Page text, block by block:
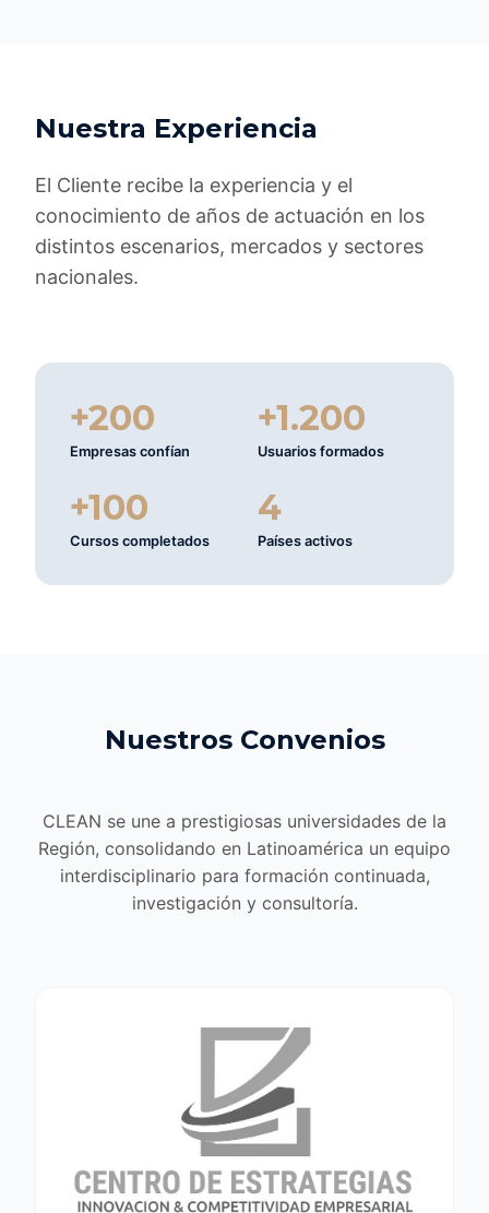
Nuestra Experiencia
El Cliente recibe la experiencia y el
conocimiento de años de actuación en los
distintos escenarios, mercados y sectores
nacionales.
+200
Empresas confían
+1.200
Usuarios formados
+100
Cursos completados
4
Países activos
Nuestros Convenios
CLEAN se une a prestigiosas universidades de la
Región, consolidando en Latinoamérica un equipo
interdisciplinario para formación continuada,
investigación y consultoría.